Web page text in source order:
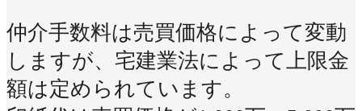
仲介手数料は売買価格によって変動
しますが、宅建業法によって上限金
額は定められています。